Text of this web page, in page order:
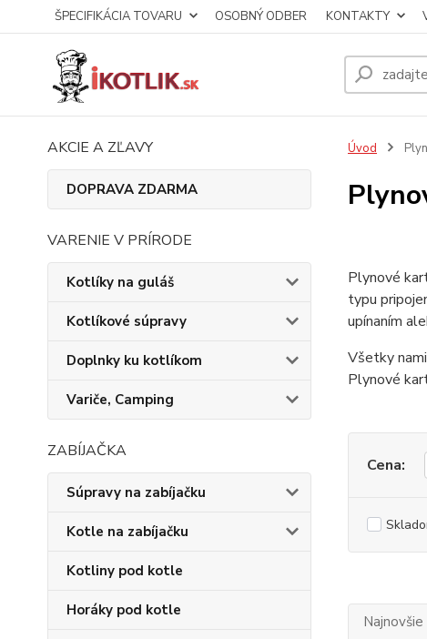
ŠPECIFIKÁCIA TOVARU OSOBNÝ ODBER KONTAKTY
AKCIE A ZĽAVY
DOPRAVA ZDARMA
VARENIE V PRÍRODE
Kotlíky na guláš
Kotlíkové súpravy
Doplnky ku kotlíkom
Variče, Camping
ZABÍJAČKA
Súpravy na zabíjačku
Kotle na zabíjačku
Kotliny pod kotle
Horáky pod kotle
Úvod
Plynové
typu
upínaním
Všetky
Plynové
Cena:
Najnovšie